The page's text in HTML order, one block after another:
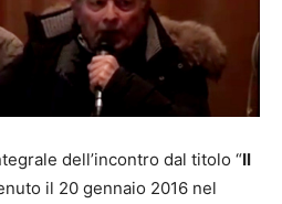
dell’incontro dal titolo “Il
il 20 gennaio 2016 nel